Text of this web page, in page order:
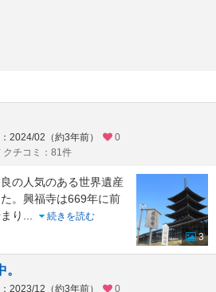
2024/02（約3年前）
0
クチコミ：81件
の人気のある世界遺産
。興福寺は669年に前
り
続きを読む
3
2023/12（約3年前）
0